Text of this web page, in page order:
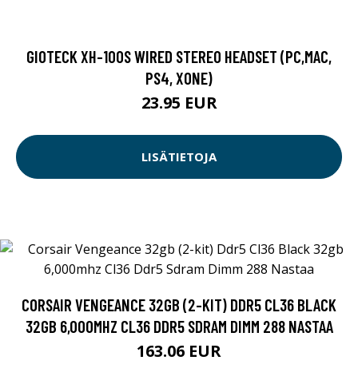
GIOTECK XH-100S WIRED STEREO HEADSET (PC,MAC,
PS4, XONE)
23.95 EUR
LISÄTIETOJA
CORSAIR VENGEANCE 32GB (2-KIT) DDR5 CL36 BLACK
32GB 6,000MHZ CL36 DDR5 SDRAM DIMM 288 NASTAA
163.06 EUR